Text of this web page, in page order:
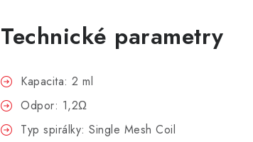
Technické parametry
Kapacita: 2 ml
Odpor: 1,2Ω
Typ spirálky: Single Mesh Coil